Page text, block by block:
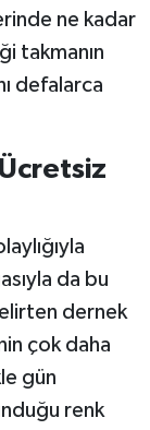
ne kadar
takmanın
defalarca
da bu
dernek
çok daha
gün
renk